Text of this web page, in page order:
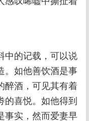
中的记载，可以说
。如他善饮酒是事
醉酒，可见其有着
的喜悦。如他得到
事实，然而爱妻早